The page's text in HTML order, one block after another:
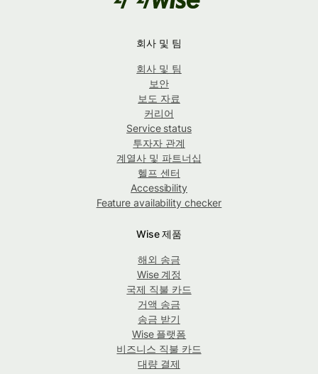
회사 및 팀
회사 및 팀
보안
보도 자료
커리어
Service status
투자자 관계
계열사 및 파트너십
헬프 센터
Accessibility
Feature availability checker
Wise 제품
해외 송금
Wise 계정
국제 직불 카드
거액 송금
송금 받기
Wise 플랫폼
비즈니스 직불 카드
대량 결제